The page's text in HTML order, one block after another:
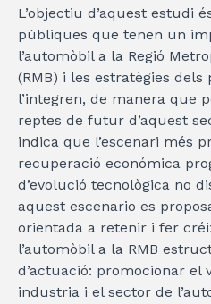
L’objectiu d’aquest estudi
públiques que tenen un
l’automòbil a la Regió
(RMB) i les estratègies
l’integren, de manera que
reptes de futur d’aquest
indica que l’escenari més
recuperació económica
d’evolució tecnològica no
aquest escenario es
orientada a retenir i fer
l’automòbil a la RMB
d’actuació: promocionar el
industria i el sector de